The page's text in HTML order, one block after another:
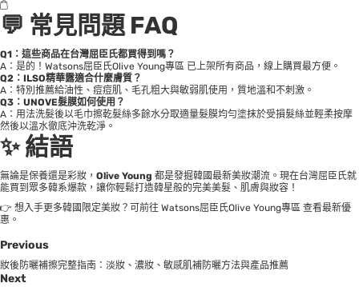
💬 常見問題 FAQ
Q1：這些商品在台灣屈臣氏都買得到嗎？
A：是的！ Watsons屈臣氏Olive Young專區 已上架所有商品，線上購買最方便。
Q2：ILSO精華露適合什麼膚質？
A：特別推薦給油性、痘痘肌、毛孔粗大與敏弱肌使用，質地溫和不刺激。
Q3：UNOVE髮膜如何使用？
A：用法洗髮後以毛巾擦乾髮絲多餘水分取適量髮膜均勻塗抹於受損髮絲並輕柔按摩
然後以溫水徹底沖洗乾淨。
✨ 結語
無論是保養還是彩妝， Olive Young 都是發掘韓國最新美妝潮流。現在台灣屈臣氏就
能買到眾多韓系爆款，讓你輕鬆打造韓星般的完美美髮、肌膚與妝容！
👉 想入手更多韓國限定美妝？可前往 Watsons屈臣氏Olive Young專區 查看最新優
惠。
Previous
妝後防曬補擦完整指南：淡妝、濃妝、敏感肌補防曬方法與產品推薦
Next